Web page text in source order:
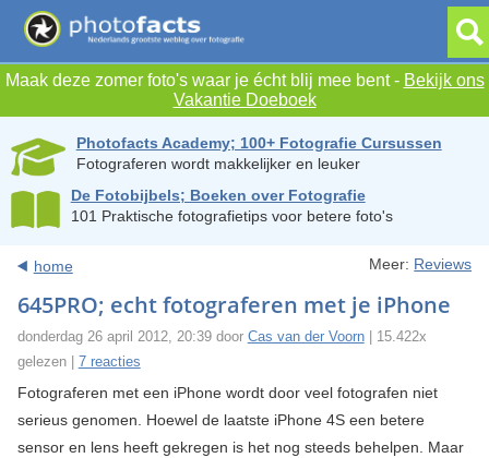
Maak deze zomer foto's waar je écht blij mee bent - Bekijk ons
Vakantie Doeboek
Photofacts Academy; 100+ Fotografie Cursussen
Fotograferen wordt makkelijker en leuker
De Fotobijbels; Boeken over Fotografie
101 Praktische fotografietips voor betere foto's
home Meer: Reviews
645PRO; echt fotograferen met je iPhone
donderdag 26 april 2012, 20:39 door Cas van der Voorn| 15.422x
gelezen | 7 reacties
Fotograferen met een iPhone wordt door veel fotografen niet
serieus genomen. Hoewel de laatste iPhone 4S een betere
sensor en lens heeft gekregen is het nog steeds behelpen. Maar